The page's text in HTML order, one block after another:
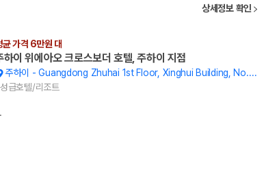
상세정보 확인
균 가격 6만원 대
하이 위에아오 크로스보더 호텔, 주하이 지점
주하이 -Guangdong Zhuhai 1st Floor, Xinghui Building, No. 33 Kuajing 2nd Road
성급호텔/리조트